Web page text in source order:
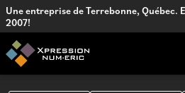
Une entreprise de Terrebonne, Québec.
2007!